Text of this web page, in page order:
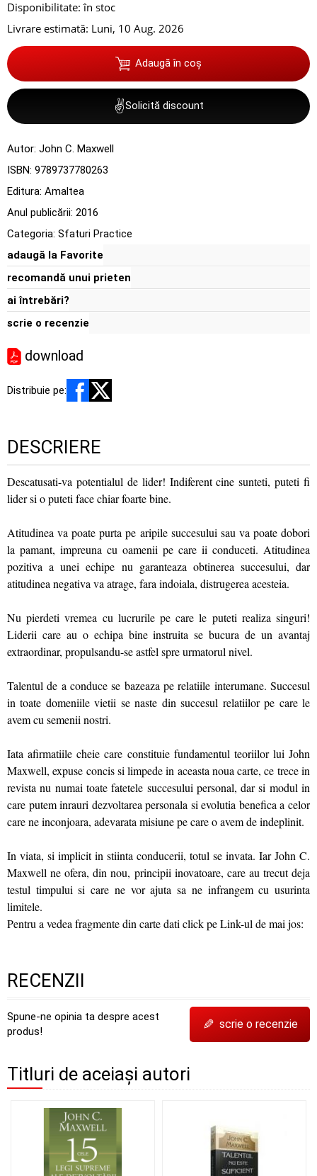
Disponibilitate: în stoc
Livrare estimată: Luni, 10 Aug. 2026
Adaugă în coș
✌Solicită discount
Autor: John C. Maxwell
ISBN: 9789737780263
Editura: Amaltea
Anul publicării: 2016
Categoria: Sfaturi Practice
adaugă la Favorite
recomandă unui prieten
ai întrebări?
scrie o recenzie
download
Distribuie pe:
DESCRIERE
Descatusati-va potentialul de lider! Indiferent cine sunteti, puteti fi
lider si o puteti face chiar foarte bine.
Atitudinea va poate purta pe aripile succesului sau va poate dobori
la pamant, impreuna cu oamenii pe care ii conduceti. Atitudinea
pozitiva a unei echipe nu garanteaza obtinerea succesului, dar
atitudinea negativa va atrage, fara indoiala, distrugerea acesteia.
Nu pierdeti vremea cu lucrurile pe care le puteti realiza singuri!
Liderii care au o echipa bine instruita se bucura de un avantaj
extraordinar, propulsandu-se astfel spre urmatorul nivel.
Talentul de a conduce se bazeaza pe relatiile interumane. Succesul
in toate domeniile vietii se naste din succesul relatiilor pe care le
avem cu semenii nostri.
Iata afirmatiile cheie care constituie fundamentul teoriilor lui John
Maxwell, expuse concis si limpede in aceasta noua carte, ce trece in
revista nu numai toate fatetele succesului personal, dar si modul in
care putem inrauri dezvoltarea personala si evolutia benefica a celor
care ne inconjoara, adevarata misiune pe care o avem de indeplinit.
In viata, si implicit in stiinta conducerii, totul se invata. Iar John C.
Maxwell ne ofera, din nou, principii inovatoare, care au trecut deja
testul timpului si care ne vor ajuta sa ne infrangem cu usurinta
limitele.
Pentru a vedea fragmente din carte dati click pe Link-ul de mai jos:
RECENZII
Spune-ne opinia ta despre acest
produs!
✎ scrie o recenzie
Titluri de aceiași autori